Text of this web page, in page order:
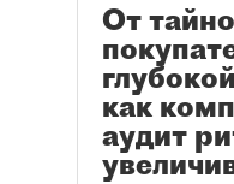
От
как
аудит